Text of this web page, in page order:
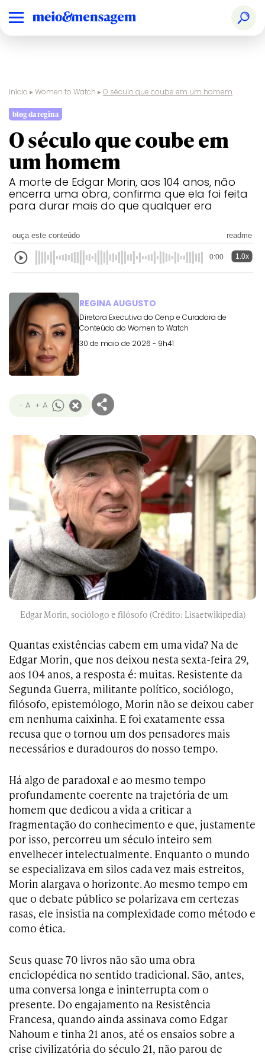
Início ▸Women to Watch ▸O século que coube em um homem
blog da regina
O século que coube em
um homem
A morte de Edgar Morin, aos 104 anos, não
encerra uma obra, confirma que ela foi feita
para durar mais do que qualquer era
ouça este conteúdo readme
0:00 1.0x
REGINA AUGUSTO
Diretora Executiva do Cenp e Curadora de
Conteúdo do Women to Watch
30 de maio de 2026 - 9h41
- A + A
Edgar Morin, sociólogo e filósofo (Crédito: Lisaetwikipedia)
Quantas existências cabem em uma vida? Na de
Edgar Morin, que nos deixou nesta sexta-feira 29,
aos 104 anos, a resposta é: muitas. Resistente da
Segunda Guerra, militante político, sociólogo,
filósofo, epistemólogo, Morin não se deixou caber
em nenhuma caixinha. E foi exatamente essa
recusa que o tornou um dos pensadores mais
necessários e duradouros do nosso tempo.
Há algo de paradoxal e ao mesmo tempo
profundamente coerente na trajetória de um
homem que dedicou a vida a criticar a
fragmentação do conhecimento e que, justamente
por isso, percorreu um século inteiro sem
envelhecer intelectualmente. Enquanto o mundo
se especializava em silos cada vez mais estreitos,
Morin alargava o horizonte. Ao mesmo tempo em
que o debate público se polarizava em certezas
rasas, ele insistia na complexidade como método e
como ética.
Seus quase 70 livros não são uma obra
enciclopédica no sentido tradicional. São, antes,
uma conversa longa e ininterrupta com o
presente. Do engajamento na Resistência
Francesa, quando ainda assinava como Edgar
Nahoum e tinha 21 anos, até os ensaios sobre a
crise civilizatória do século 21, não parou de